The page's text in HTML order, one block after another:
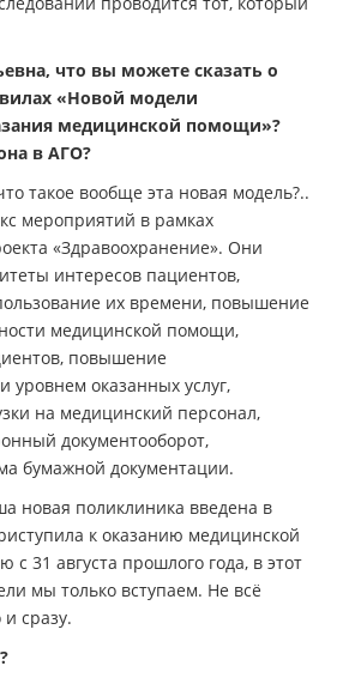
что вы можете сказать о
«Новой модели
медицинской помощи»?
в АГО?
такое вообще эта новая модель?..
мероприятий в рамках
«Здравоохранение». Они
интересов пациентов,
их времени, повышение
медицинской помощи,
повышение
уровнем оказанных услуг,
на медицинский персонал,
документооборот,
бумажной документации.
новая поликлиника введена в
к оказанию медицинской
31 августа прошлого года, в этот
мы только вступаем. Не всё
и сразу.